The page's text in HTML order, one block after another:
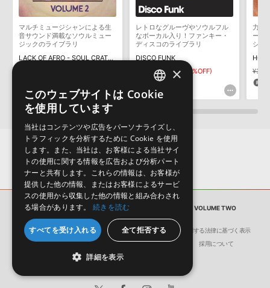
わせなどはテクニカルサポート
までご連絡ください。
デモソングは、製品収録サウンドを使ってできることを紹介するた
めのデモンストレーション用の楽曲です。原則として、デモソング
そのものをお使いいただくことはできません。また、デモソングを
構成する全てのサウンドが、サンプルパックに含まれていることを
ダウンロード製品という性質上、一切の返品・返金はお受け付け致
しかねます。
マルチミュージシャンによる生
音サウンド満載なソウルミュー
ジックのライブラリ
LACK OF AFRO - SOUL CRATES VOL 2
レトロなグルーヴやソウルフル
なボーカル入り！ファンキー・
ディスコのライブラリ
DISCO FUNK
¥4,873 ¥2,436(50%OFF)
121pt
力強
ージ
ショ
HOT
サンプルパック SOUL VOCAL’S FOR HOUSE VOLUME TWO
会社概要 環境保護（CSR）への取り組み
特定商取引に関する法律に基づく表示
サイト動作環境
利用規約 個人情報の保護について 採用について
ENGLISH
×
このウェブサイトは Cookie
を使用しています
当社はコンテンツや広告をパーソナライズし、
トラフィックを分析するために Cookie を使用
します。また、当社は、お客様による当社サイ
トの使用に関する情報を広告および分析パート
ナーと共有します。これらの情報は、お客様が
提供した他の情報、またはお客様によるサービ
スの使用から収集した他の情報と組み合わされ
る場合があります。
続きを読む
すべてを受け入れる 全て拒否する
詳細を表示